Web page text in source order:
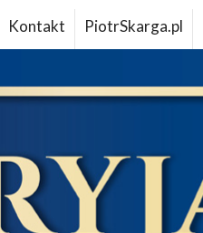
Kontakt PiotrSkarga.pl